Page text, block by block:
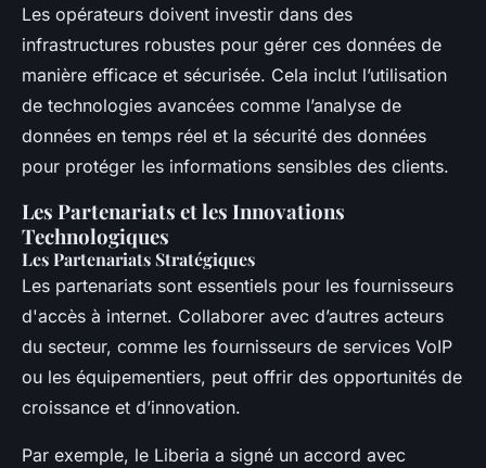
Les opérateurs doivent investir dans des
infrastructures robustes pour gérer ces données de
manière efficace et sécurisée. Cela inclut l’utilisation
de technologies avancées comme l’analyse de
données en temps réel et la sécurité des données
pour protéger les informations sensibles des clients.
Les Partenariats et les Innovations
Technologiques
Les Partenariats Stratégiques
Les partenariats sont essentiels pour les fournisseurs
d'accès à internet. Collaborer avec d’autres acteurs
du secteur, comme les fournisseurs de services VoIP
ou les équipementiers, peut offrir des opportunités de
croissance et d’innovation.
Par exemple, le Liberia a signé un accord avec